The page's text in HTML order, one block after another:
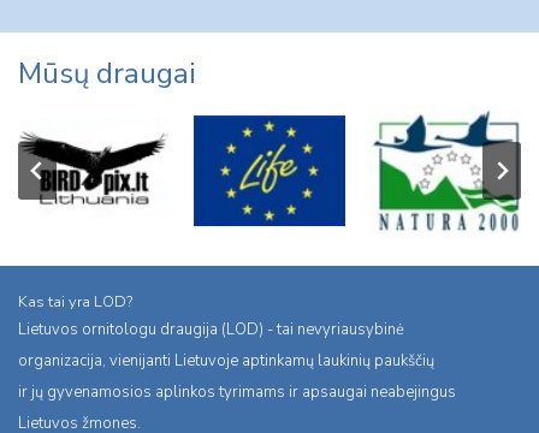
Mūsų draugai
Kas tai yra LOD?
Lietuvos ornitologu draugija (LOD) - tai nevyriausybinė
organizacija, vienijanti Lietuvoje aptinkamų laukinių paukščių
ir jų gyvenamosios aplinkos tyrimams ir apsaugai neabejingus
Lietuvos žmones.